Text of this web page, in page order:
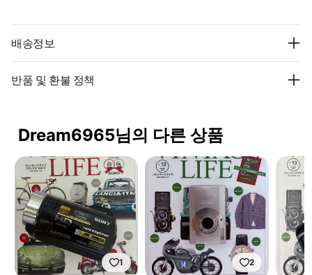
배송정보
반품 및 환불 정책
Dream6965님의 다른 상품
1 2